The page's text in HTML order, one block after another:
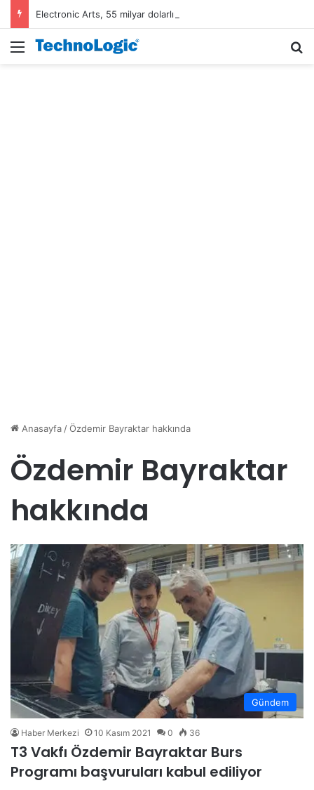
Menü
Anasayfa/Özdemir Bayraktar hakkında
Özdemir Bayraktar
hakkında
Gündem
Haber Merkezi 10 Kasım 2021 0 36
T3 Vakfı Özdemir Bayraktar Burs
Programı başvuruları kabul ediliyor